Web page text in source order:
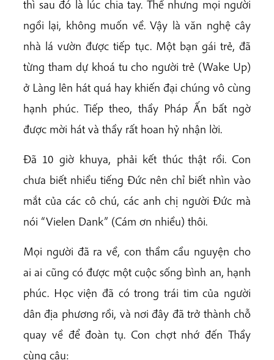
thì sau đó là lúc chia tay. Thế nhưng mọi người
ngồi lại, không muốn về. Vậy là văn nghệ cây
nhà lá vườn được tiếp tục. Một bạn gái trẻ, đã
từng tham dự khoá tu cho người trẻ (Wake Up)
ở Làng lên hát quá hay khiến đại chúng vô cùng
hạnh phúc. Tiếp theo, thầy Pháp Ấn bất ngờ
được mời hát và thầy rất hoan hỷ nhận lời.
Đã 10 giờ khuya, phải kết thúc thật rồi. Con
chưa biết nhiều tiếng Đức nên chỉ biết nhìn vào
mắt của các cô chú, các anh chị người Đức mà
nói “Vielen Dank” (Cám ơn nhiều) thôi.
Mọi người đã ra về, con thầm cầu nguyện cho
ai ai cũng có được một cuộc sống bình an, hạnh
phúc. Học viện đã có trong trái tim của người
dân địa phương rồi, và nơi đây đã trở thành chỗ
quay về để đoàn tụ. Con chợt nhớ đến Thầy
cùng câu: